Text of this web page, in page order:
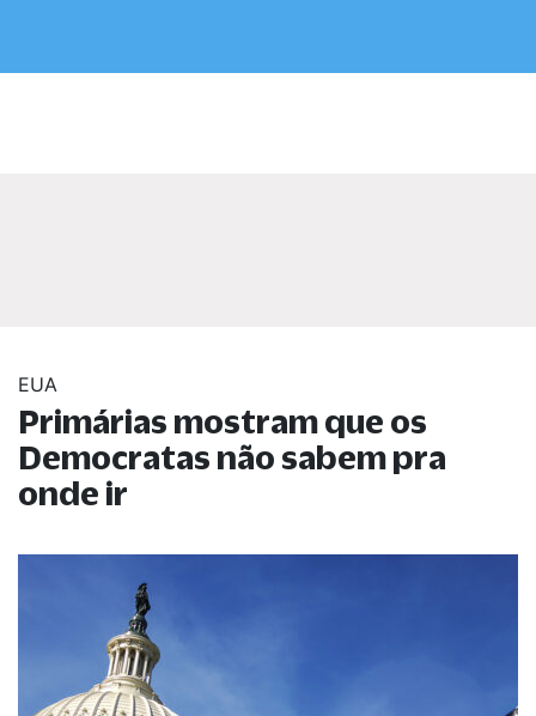
EUA
Primárias mostram que os
Democratas não sabem pra
onde ir